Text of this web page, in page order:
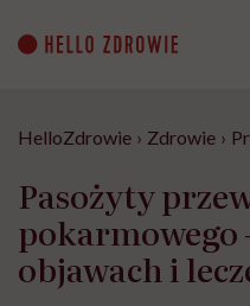
content
HelloZdrowie › Zdrowie ›
Pasożyty
pokarmowego
objawach i